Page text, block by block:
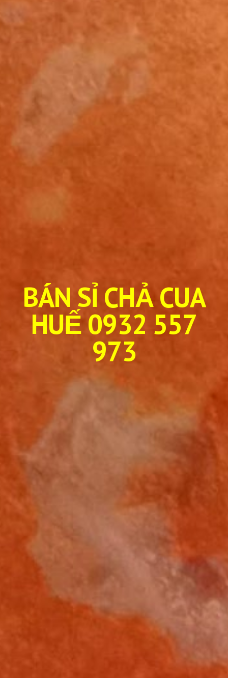
BÁN SỈ CHẢ CUA
HUẾ 0932 557
973